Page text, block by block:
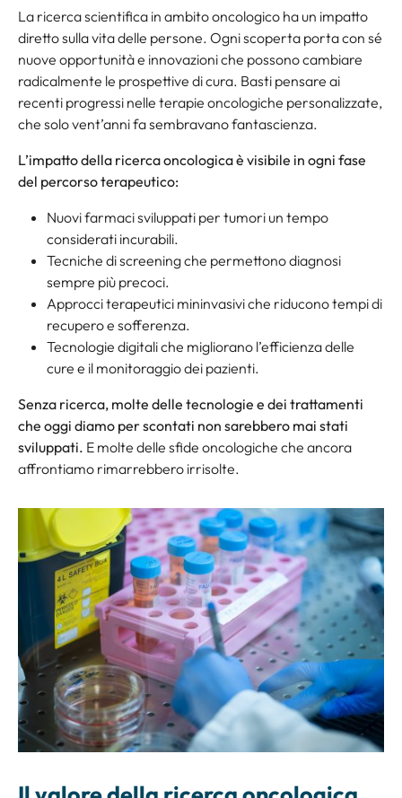
La ricerca scientifica in ambito oncologico ha un impatto
diretto sulla vita delle persone. Ogni scoperta porta con sé
nuove opportunità e innovazioni che possono cambiare
radicalmente le prospettive di cura. Basti pensare ai
recenti progressi nelle terapie oncologiche personalizzate,
che solo vent’anni fa sembravano fantascienza.
L’impatto della ricerca oncologica è visibile in ogni fase
del percorso terapeutico:
Nuovi farmaci sviluppati per tumori un tempo
considerati incurabili.
Tecniche di screening che permettono diagnosi
sempre più precoci.
Approcci terapeutici mininvasivi che riducono tempi di
recupero e sofferenza.
Tecnologie digitali che migliorano l’efficienza delle
cure e il monitoraggio dei pazienti.
Senza ricerca, molte delle tecnologie e dei trattamenti
che oggi diamo per scontati non sarebbero mai stati
sviluppati. E molte delle sfide oncologiche che ancora
affrontiamo rimarrebbero irrisolte.